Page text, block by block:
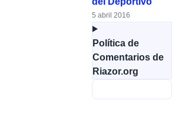
5 abril 2016
Política de
Comentarios de
Riazor.org